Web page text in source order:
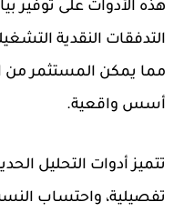
هذه الأدوات على توفير
التدفقات النقدية
مما يمكن المستثمر من
أسس واقعية.
تتميز أدوات التحليل
تفصيلية، واحتساب